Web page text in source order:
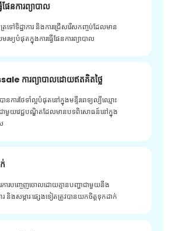
ើផែនការព្យាបាល
ទៅទិដ្ឋាការ និងការជ្រើសរើសកញ្ចប់ដែលមាន
មរម្យបំផុតក្នុងការធ្វើផែនការព្យាបាល
ការព្យាបាលដោយឥតគិតថ្លៃ
នការថែទាំល្អបំផុតនៅក្នុងមន្ទីរពេទ្យល្បីឈ្មោះ
មួយវេជ្ជបណ្ឌិតដែលមានបទពិសោធន៍នៅក្នុង
ារបញ្ចេញចោលដោយគ្មានបញ្ហាជាមួយនឹង
និងសម្ភារៈផ្សេងទៀតត្រូវបានយកចិត្តទុកដាក់